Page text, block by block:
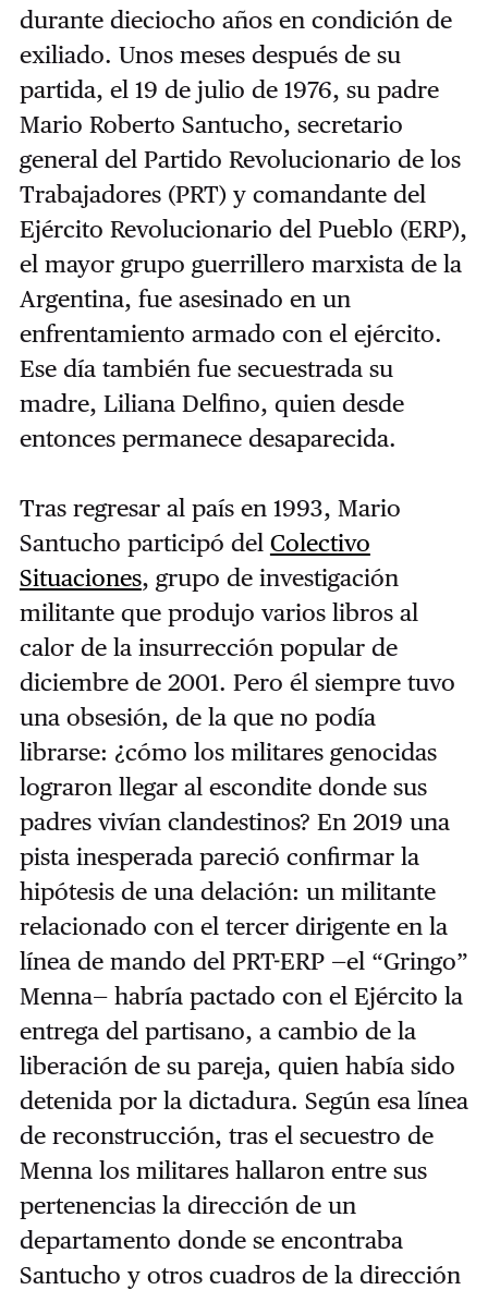
durante dieciocho años en condición de
exiliado. Unos meses después de su
partida, el 19 de julio de 1976, su padre
Mario Roberto Santucho, secretario
general del Partido Revolucionario de los
Trabajadores (PRT) y comandante del
Ejército Revolucionario del Pueblo (ERP),
el mayor grupo guerrillero marxista de la
Argentina, fue asesinado en un
enfrentamiento armado con el ejército.
Ese día también fue secuestrada su
madre, Liliana Delfino, quien desde
entonces permanece desaparecida.
Tras regresar al país en 1993, Mario
Santucho participó del Colectivo
Situaciones, grupo de investigación
militante que produjo varios libros al
calor de la insurrección popular de
diciembre de 2001. Pero él siempre tuvo
una obsesión, de la que no podía
librarse: ¿cómo los militares genocidas
lograron llegar al escondite donde sus
padres vivían clandestinos? En 2019 una
pista inesperada pareció confirmar la
hipótesis de una delación: un militante
relacionado con el tercer dirigente en la
línea de mando del PRT-ERP —el “Gringo”
Menna— habría pactado con el Ejército la
entrega del partisano, a cambio de la
liberación de su pareja, quien había sido
detenida por la dictadura. Según esa línea
de reconstrucción, tras el secuestro de
Menna los militares hallaron entre sus
pertenencias la dirección de un
departamento donde se encontraba
Santucho y otros cuadros de la dirección